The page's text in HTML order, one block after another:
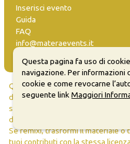
Inserisci evento
Guida
FAQ
info@materaevents.it
Quanto realizzato è sottoposto a
distribuire, modificare, creare
scopi commerciali, a condizione
dell'opera all'autore.
Se remixi, trasformi il materiale o
tuoi contributi con la stessa
Questa pagina fa uso di
navigazione. Per informazioni
cookie e come revocarne
seguente linkMaggiori